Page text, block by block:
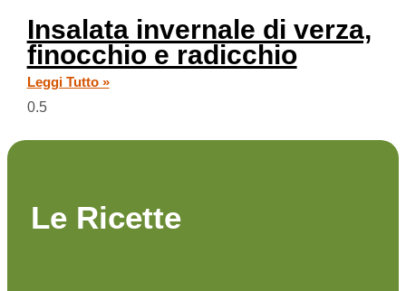
Insalata invernale di verza,
finocchio e radicchio
Leggi Tutto »
Le Ricette